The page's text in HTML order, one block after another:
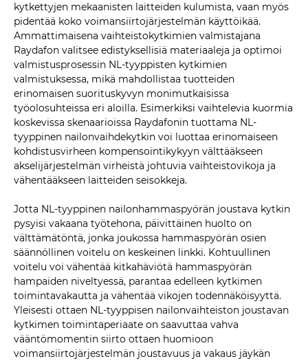
kytkettyjen mekaanisten laitteiden kulumista, vaan myös
pidentää koko voimansiirtojärjestelmän käyttöikää.
Ammattimaisena vaihteistokytkimien valmistajana
Raydafon valitsee edistyksellisiä materiaaleja ja optimoi
valmistusprosessin NL-tyyppisten kytkimien
valmistuksessa, mikä mahdollistaa tuotteiden
erinomaisen suorituskyvyn monimutkaisissa
työolosuhteissa eri aloilla. Esimerkiksi vaihtelevia kuormia
koskevissa skenaarioissa Raydafonin tuottama NL-
tyyppinen nailonvaihdekytkin voi luottaa erinomaiseen
kohdistusvirheen kompensointikykyyn välttääkseen
akselijärjestelmän virheistä johtuvia vaihteistovikoja ja
vähentääkseen laitteiden seisokkeja.
Jotta NL-tyyppinen nailonhammaspyörän joustava kytkin
pysyisi vakaana työtehona, päivittäinen huolto on
välttämätöntä, jonka joukossa hammaspyörän osien
säännöllinen voitelu on keskeinen linkki. Kohtuullinen
voitelu voi vähentää kitkahäviötä hammaspyörän
hampaiden niveltyessä, parantaa edelleen kytkimen
toimintavakautta ja vähentää vikojen todennäköisyyttä.
Yleisesti ottaen NL-tyyppisen nailonvaihteiston joustavan
kytkimen toimintaperiaate on saavuttaa vahva
vääntömomentin siirto ottaen huomioon
voimansiirtojärjestelmän joustavuus ja vakaus jäykän